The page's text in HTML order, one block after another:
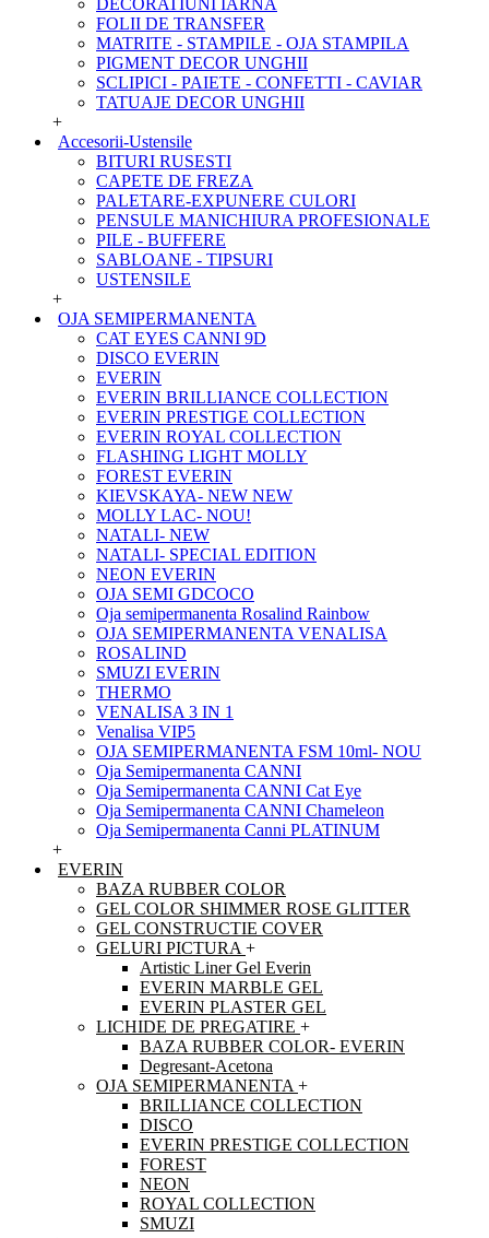
DECORATIUNI IARNA
FOLII DE TRANSFER
MATRITE - STAMPILE - OJA STAMPILA
PIGMENT DECOR UNGHII
SCLIPICI - PAIETE - CONFETTI - CAVIAR
TATUAJE DECOR UNGHII
+
Accesorii-Ustensile
BITURI RUSESTI
CAPETE DE FREZA
PALETARE-EXPUNERE CULORI
PENSULE MANICHIURA PROFESIONALE
PILE - BUFFERE
SABLOANE - TIPSURI
USTENSILE
+
OJA SEMIPERMANENTA
CAT EYES CANNI 9D
DISCO EVERIN
EVERIN
EVERIN BRILLIANCE COLLECTION
EVERIN PRESTIGE COLLECTION
EVERIN ROYAL COLLECTION
FLASHING LIGHT MOLLY
FOREST EVERIN
KIEVSKAYA- NEW NEW
MOLLY LAC- NOU!
NATALI- NEW
NATALI- SPECIAL EDITION
NEON EVERIN
OJA SEMI GDCOCO
Oja semipermanenta Rosalind Rainbow
OJA SEMIPERMANENTA VENALISA
ROSALIND
SMUZI EVERIN
THERMO
VENALISA 3 IN 1
Venalisa VIP5
OJA SEMIPERMANENTA FSM 10ml- NOU
Oja Semipermanenta CANNI
Oja Semipermanenta CANNI Cat Eye
Oja Semipermanenta CANNI Chameleon
Oja Semipermanenta Canni PLATINUM
+
EVERIN
BAZA RUBBER COLOR
GEL COLOR SHIMMER ROSE GLITTER
GEL CONSTRUCTIE COVER
GELURI PICTURA +
Artistic Liner Gel Everin
EVERIN MARBLE GEL
EVERIN PLASTER GEL
LICHIDE DE PREGATIRE +
BAZA RUBBER COLOR- EVERIN
Degresant-Acetona
OJA SEMIPERMANENTA +
BRILLIANCE COLLECTION
DISCO
EVERIN PRESTIGE COLLECTION
FOREST
NEON
ROYAL COLLECTION
SMUZI